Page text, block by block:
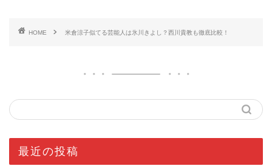
HOME 米倉涼子似てる芸能人は氷川きよし？西川貴教も徹底比較！
最近の投稿